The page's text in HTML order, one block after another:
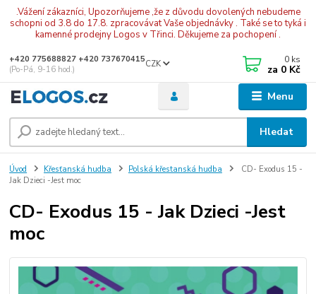
.Vážení zákazníci, Upozorňujeme ,že z důvodu dovolených nebudeme
schopni od 3.8 do 17.8. zpracovávat Vaše objednávky . Také se to tyká i
kamenné prodejny Logos v Třinci. Děkujeme za pochopení .
Menu
CZK
Hledat
+420 775688827 +420 737670415
(Po-Pá, 9-16 hod.)
0 ks
za 0 Kč
Úvod Křesťanská hudba Polská křestanská hudba
CD- Exodus 15 -
Jak Dzieci -Jest moc
CD- Exodus 15 - Jak Dzieci -Jest
moc